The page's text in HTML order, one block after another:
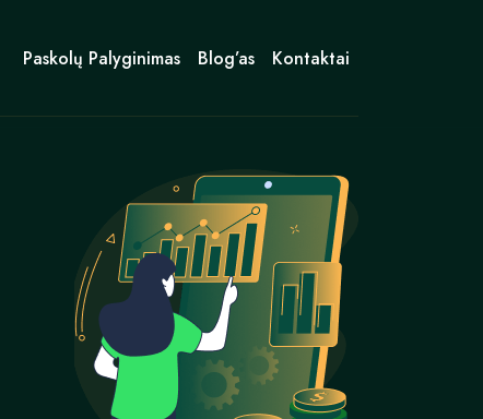
Paskolų Palyginimas Blog’as Kontaktai